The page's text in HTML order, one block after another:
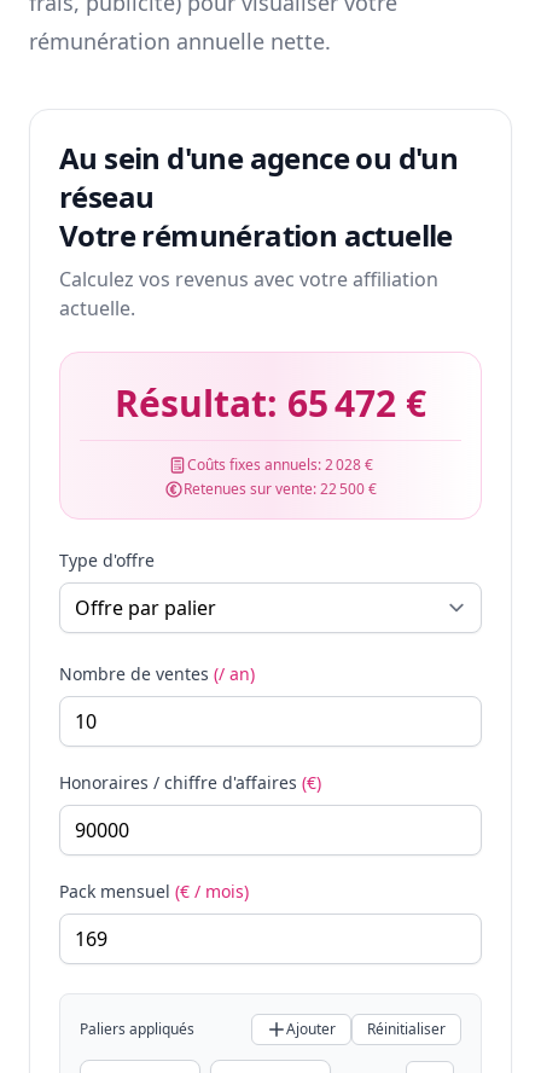
rémunération annuelle nette.
Au sein d'une agence ou d'un
réseau
Votre rémunération actuelle
Calculez vos revenus avec votre affiliation
actuelle.
Résultat: 65 472 €
Coûts fixes annuels:2 028 €
Retenues sur vente:22 500 €
Type d'offre
Nombre de ventes (/ an)
Honoraires / chiffre d'affaires (€)
Pack mensuel (€ / mois)
Paliers appliqués Ajouter Réinitialiser